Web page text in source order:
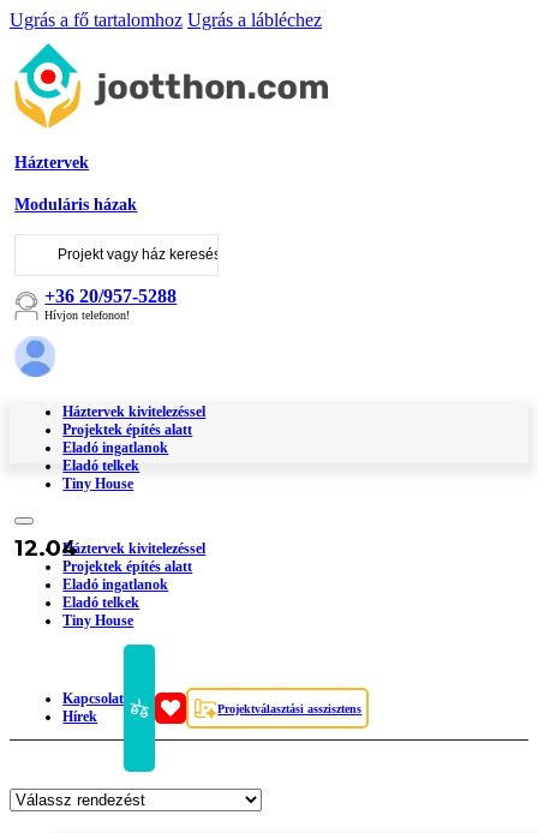
Ugrás a fő tartalomhoz Ugrás a lábléchez
Háztervek
Moduláris házak
+36 20/957-5288
Hívjon telefonon!
Háztervek kivitelezéssel
Projektek építés alatt
Eladó ingatlanok
Eladó telkek
Tiny House
Háztervek kivitelezéssel
Projektek építés alatt
Eladó ingatlanok
Eladó telkek
Tiny House
Kapcsolat
Hírek
Projektválasztási asszisztens
12.04